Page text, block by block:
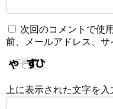
次回のコメントで使
前、メールアドレス、サ
上に表示された文字を入